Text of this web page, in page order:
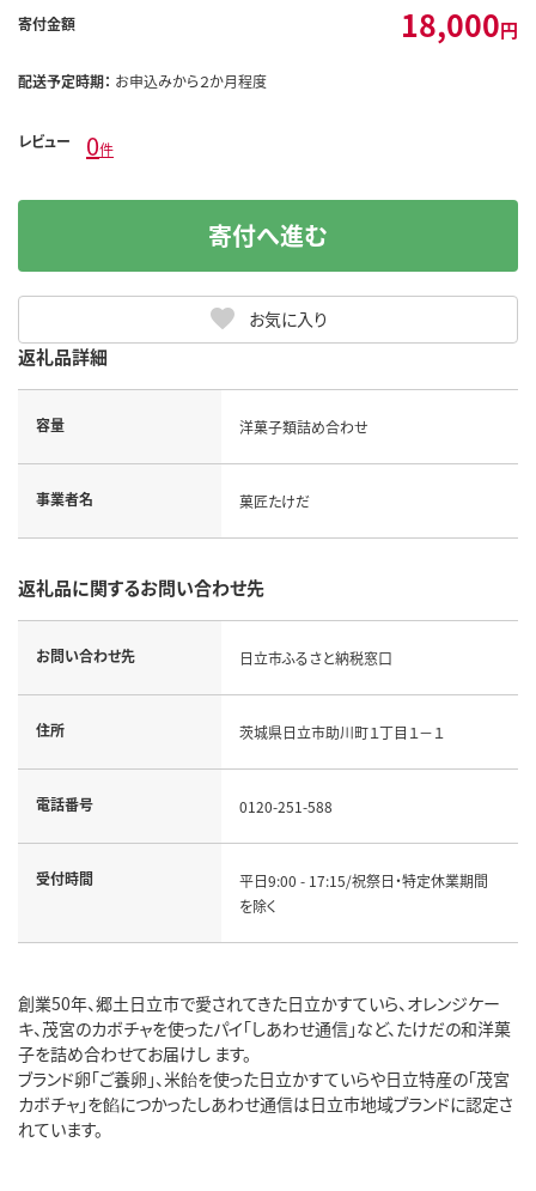
寄付金額 18,000円
配送予定時期： お申込みから２か月程度
レビュー 0件
お気に入り
寄付へ進む
返礼品詳細
容量 洋菓子類詰め合わせ
事業者名 菓匠たけだ
返礼品に関するお問い合わせ先
お問い合わせ先 日立市ふるさと納税窓口
住所 茨城県日立市助川町１丁目１－１
電話番号 0120-251-588
受付時間
平日9:00 - 17:15/祝祭日・特定休業期間
を除く
創業50年、郷土日立市で愛されてきた日立かすていら、オレンジケー
キ、茂宮のカボチャを使ったパイ「しあわせ通信」など、たけだの和洋菓
子を詰め合わせてお届けし ます。
ブランド卵「ご養卵」、米飴を使った日立かすていらや日立特産の「茂宮
カボチャ」を餡につかったしあわせ通信は日立市地域ブランドに認定さ
れています。